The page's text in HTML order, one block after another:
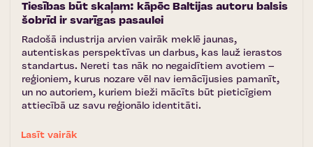
Tiesības būt skaļam: kāpēc Baltijas autoru balsis
šobrīd ir svarīgas pasaulei
Radošā industrija arvien vairāk meklē jaunas,
autentiskas perspektīvas un darbus, kas lauž ierastos
standartus. Nereti tas nāk no negaidītiem avotiem –
reģioniem, kurus nozare vēl nav iemācījusies pamanīt,
un no autoriem, kuriem bieži mācīts būt pieticīgiem
attiecībā uz savu reģionālo identitāti.
Lasīt vairāk